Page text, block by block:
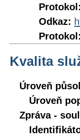
Protokol:
Odkaz:
Protokol:
Kvalita
Úroveň
Úroveň
Zpráva -